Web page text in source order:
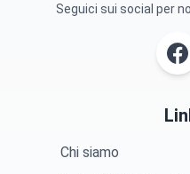
Seguici sui social per
Chi siamo